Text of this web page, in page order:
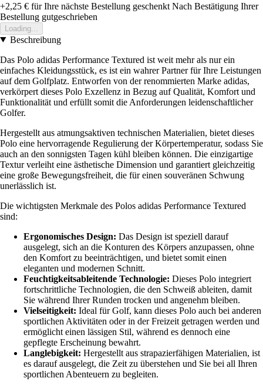
+2,25 € für Ihre nächste Bestellung geschenkt Nach Bestätigung Ihrer
Bestellung gutgeschrieben
Loading...
Beschreibung
Das Polo adidas Performance Textured ist weit mehr als nur ein
einfaches Kleidungsstück, es ist ein wahrer Partner für Ihre Leistungen
auf dem Golfplatz. Entworfen von der renommierten Marke adidas,
verkörpert dieses Polo Exzellenz in Bezug auf Qualität, Komfort und
Funktionalität und erfüllt somit die Anforderungen leidenschaftlicher
Golfer.
Hergestellt aus atmungsaktiven technischen Materialien, bietet dieses
Polo eine hervorragende Regulierung der Körpertemperatur, sodass Sie
auch an den sonnigsten Tagen kühl bleiben können. Die einzigartige
Textur verleiht eine ästhetische Dimension und garantiert gleichzeitig
eine große Bewegungsfreiheit, die für einen souveränen Schwung
unerlässlich ist.
Die wichtigsten Merkmale des Polos adidas Performance Textured
sind:
Ergonomisches Design: Das Design ist speziell darauf
ausgelegt, sich an die Konturen des Körpers anzupassen, ohne
den Komfort zu beeinträchtigen, und bietet somit einen
eleganten und modernen Schnitt.
Feuchtigkeitsableitende Technologie: Dieses Polo integriert
fortschrittliche Technologien, die den Schweiß ableiten, damit
Sie während Ihrer Runden trocken und angenehm bleiben.
Vielseitigkeit: Ideal für Golf, kann dieses Polo auch bei anderen
sportlichen Aktivitäten oder in der Freizeit getragen werden und
ermöglicht einen lässigen Stil, während es dennoch eine
gepflegte Erscheinung bewahrt.
Langlebigkeit: Hergestellt aus strapazierfähigen Materialien, ist
es darauf ausgelegt, die Zeit zu überstehen und Sie bei all Ihren
sportlichen Abenteuern zu begleiten.